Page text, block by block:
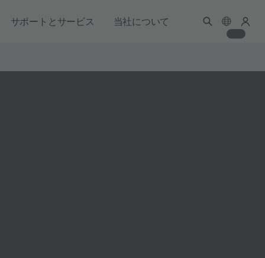
サポートとサービス 当社について